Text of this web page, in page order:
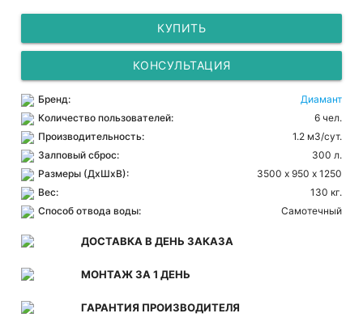
КУПИТЬ
КОНСУЛЬТАЦИЯ
Бренд:
Диамант
Количество пользователей:
6 чел.
Производительность:
1.2 м3/сут.
Залповый сброс:
300 л.
Размеры (ДхШхВ):
3500 х 950 х 1250
Вес:
130 кг.
Способ отвода воды:
Самотечный
ДОСТАВКА В ДЕНЬ ЗАКАЗА
МОНТАЖ ЗА 1 ДЕНЬ
ГАРАНТИЯ ПРОИЗВОДИТЕЛЯ